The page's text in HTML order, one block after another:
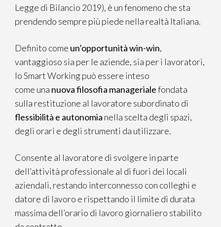
Legge di Bilancio 2019), è un fenomeno che sta
prendendo sempre più piede nella realtà Italiana.
Definito come un’opportunità win-win,
vantaggioso sia per le aziende, sia per i lavoratori,
lo Smart Working può essere inteso
come una nuova filosofia managerialefondata
sulla restituzione al lavoratore subordinato di
flessibilità e autonomia nella scelta degli spazi,
degli orari e degli strumenti da utilizzare.
Consente al lavoratore di svolgere in parte
dell’attività professionale al di fuori dei locali
aziendali, restando interconnesso con colleghi e
datore di lavoro e rispettando il limite di durata
massima dell’orario di lavoro giornaliero stabilito